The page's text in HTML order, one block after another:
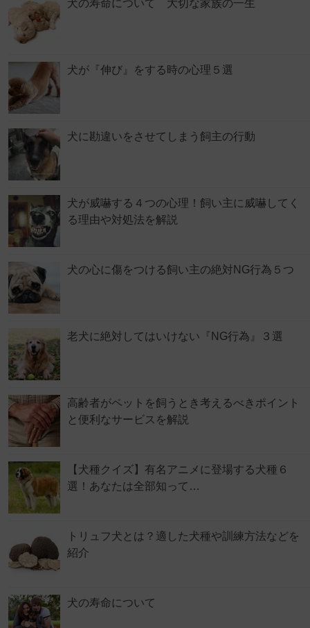
犬の寿命について 大切な家族の一生
犬が『伸び』をする時の心理５選
犬に勘違いをさせてしまう飼主の行動
犬が威嚇する４つの心理！飼い主に威嚇してく
る理由や対処法を解説
犬の心に傷をつける飼い主の絶対NG行為５つ
老犬に絶対してはいけない『NG行為』３選
高齢者がペットを飼うとき考えるべきポイント
と便利なサービスを解説
【犬種クイズ】有名アニメに登場する犬種６
選！あなたは全部知って…
トリュフ犬とは？適した犬種や訓練方法などを
紹介
犬の寿命について